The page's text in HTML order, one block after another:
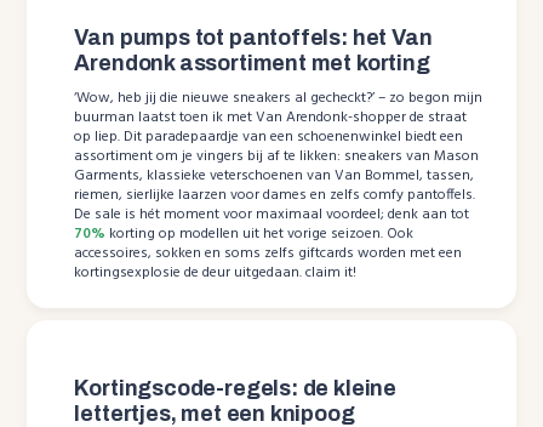
Van pumps tot pantoffels: het Van
Arendonk assortiment met korting
‘Wow, heb jij die nieuwe sneakers al gecheckt?’ – zo begon mijn
buurman laatst toen ik met Van Arendonk-shopper de straat
op liep. Dit paradepaardje van een schoenenwinkel biedt een
assortiment om je vingers bij af te likken: sneakers van Mason
Garments, klassieke veterschoenen van Van Bommel, tassen,
riemen, sierlijke laarzen voor dames en zelfs comfy pantoffels.
De sale is hét moment voor maximaal voordeel; denk aan tot
70% korting op modellen uit het vorige seizoen. Ook
accessoires, sokken en soms zelfs giftcards worden met een
kortingsexplosie de deur uitgedaan. claim it!
Kortingscode-regels: de kleine
lettertjes, met een knipoog